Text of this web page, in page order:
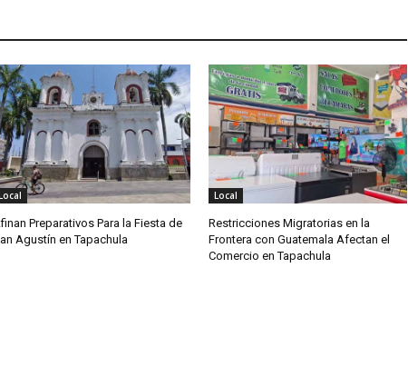
Preparativos Para la Fiesta de
Agustín en Tapachula
Local
Restricciones Migratorias en la
Frontera con Guatemala Afectan el
Comercio en Tapachula